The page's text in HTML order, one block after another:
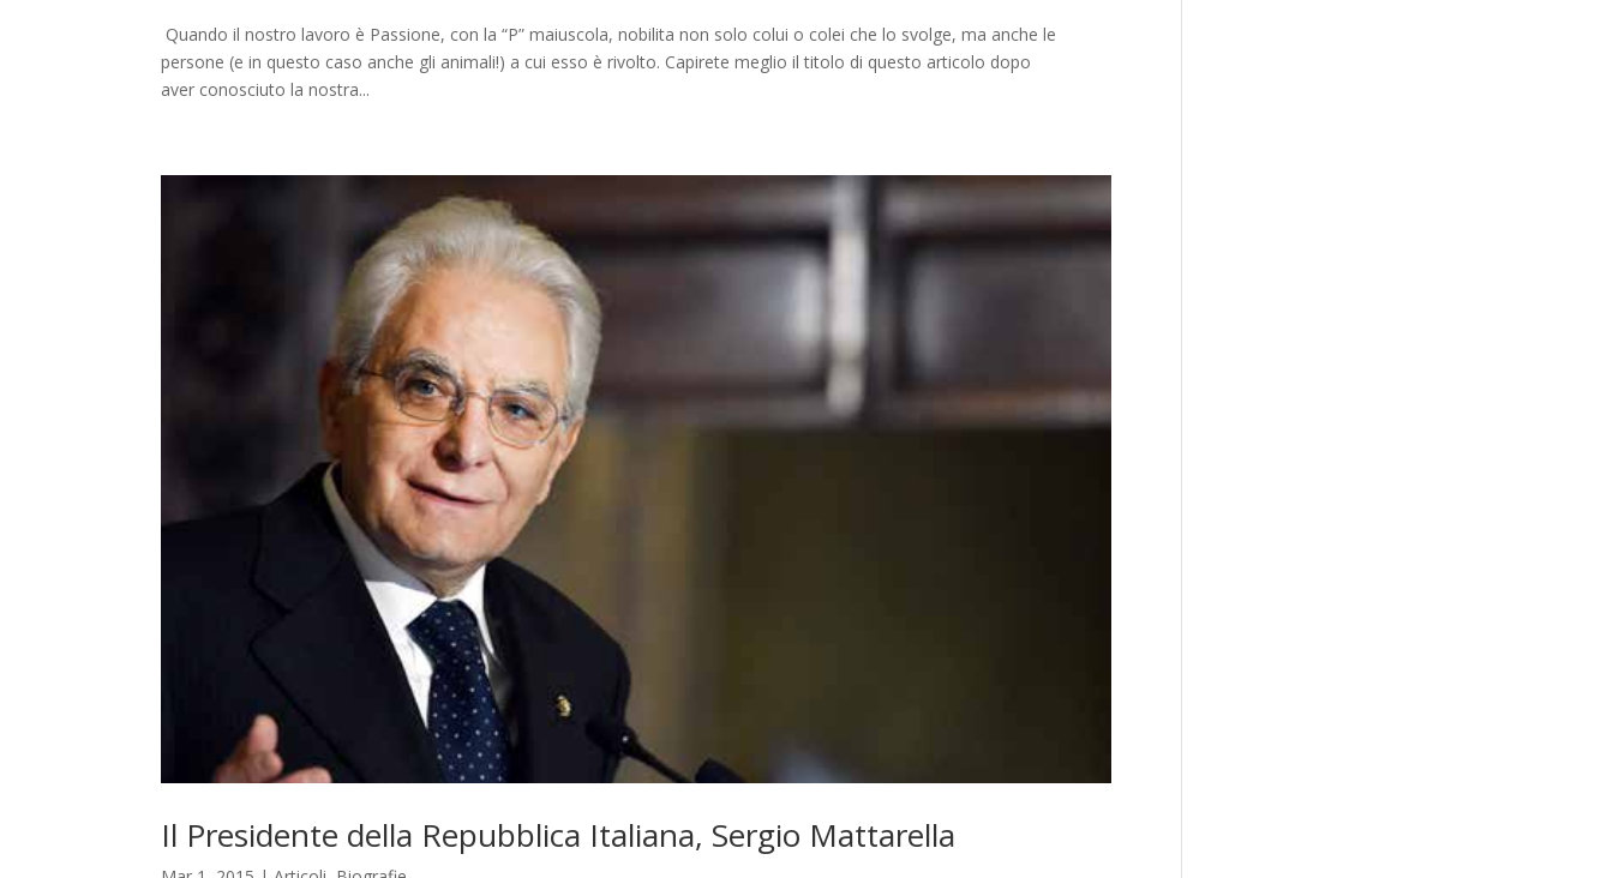
Quando il nostro lavoro è Passione, con la “P” maiuscola, nobilita non solo colui o colei che lo svolge, ma anche le
persone (e in questo caso anche gli animali!) a cui esso è rivolto. Capirete meglio il titolo di questo articolo dopo
aver conosciuto la nostra...
Il Presidente della Repubblica Italiana, Sergio Mattarella